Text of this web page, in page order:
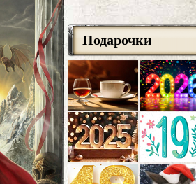
Подарочки